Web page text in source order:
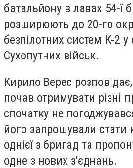
батальйону в лавах 54-ї
розширюють до 20-го
безпілотних систем К-2 у
Сухопутних військ.
Кирило Верес
почав отримувати різні
спочатку не
його запрошували
однієї з бригад та
одне з нових з'єднань.